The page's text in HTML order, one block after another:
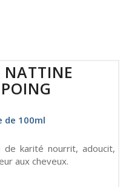
NATTINE
de 100ml
de karité nourrit, adoucit,
aux cheveux.